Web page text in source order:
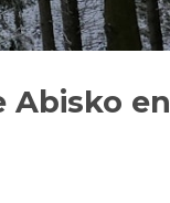
Abisko en